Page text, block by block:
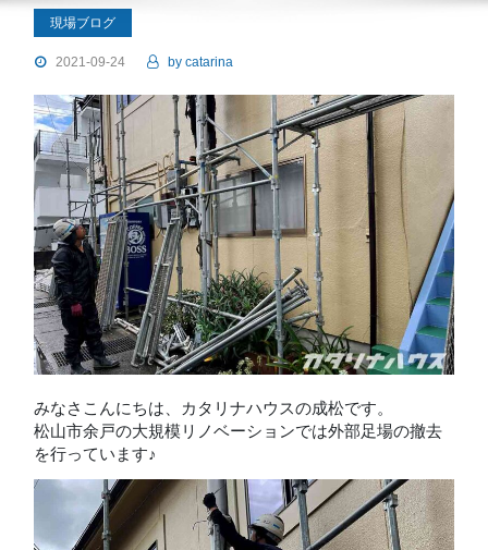
現場ブログ
2021-09-24 by catarina
みなさこんにちは、カタリナハウスの成松です。
松山市余戸の大規模リノベーションでは外部足場の撤去
を行っています♪